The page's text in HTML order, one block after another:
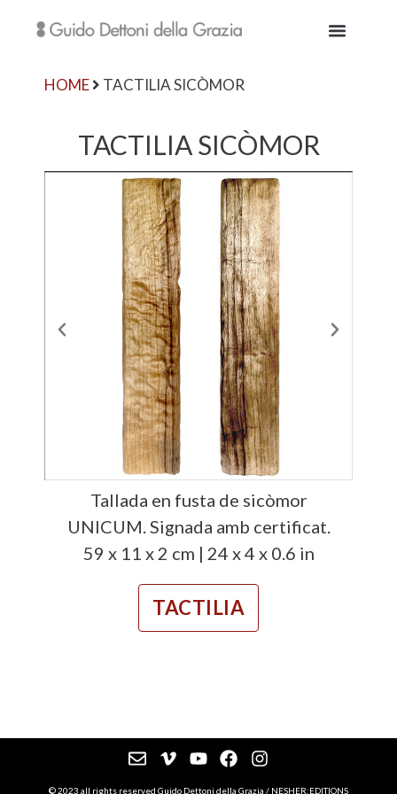
HOME TACTILIA SICÒMOR
TACTILIA SICÒMOR
Tallada en fusta de sicòmor
UNICUM. Signada amb certificat.
59 x 11 x 2 cm | 24 x 4 x 0.6 in
TACTILIA
© 2023 all rights reserved Guido Dettoni della Grazia / NESHER:EDITIONS